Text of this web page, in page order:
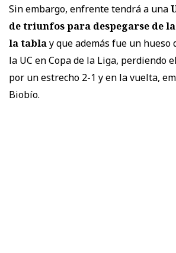
Sin embargo, enfrente tendrá a una
de triunfos para despegarse de
la tablay que además fue un hueso
la UC en Copa de la Liga, perdiendo
por un estrecho 2-1 y en la vuelta,
Biobío.